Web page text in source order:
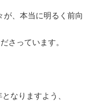
が、本当に明るく前向
さっています。
なりますよう、